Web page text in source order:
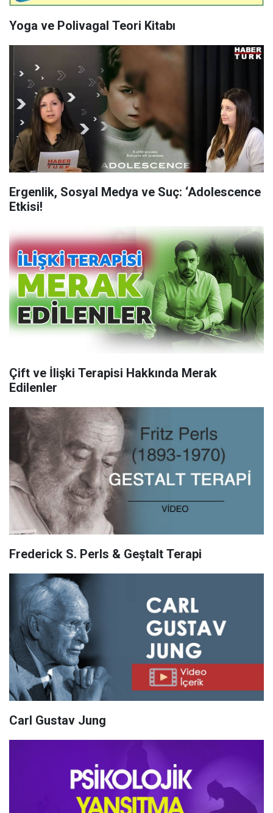
Yoga ve Polivagal Teori Kitabı
Ergenlik, Sosyal Medya ve Suç: ‘Adolescence
Etkisi!
Çift ve İlişki Terapisi Hakkında Merak
Edilenler
Frederick S. Perls & Geştalt Terapi
Carl Gustav Jung